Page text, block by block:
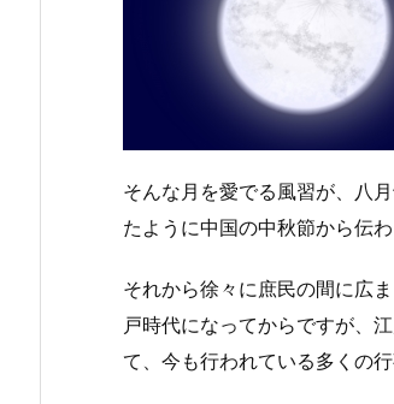
そんな月を愛でる風習が、八
たように中国の中秋節から伝
それから徐々に庶民の間に広
戸時代になってからですが、
て、今も行われている多くの